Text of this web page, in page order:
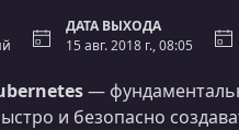
ДАТА ВЫХОДА
15 авг. 2018 г., 08:05
—
и безопасно